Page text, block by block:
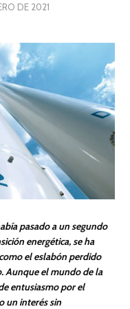
DE 2021
2021
pasado a un segundo
energética, se ha
el eslabón perdido
Aunque el mundo de la
entusiasmo por el
un interés sin